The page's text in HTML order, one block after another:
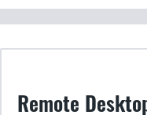
Remote